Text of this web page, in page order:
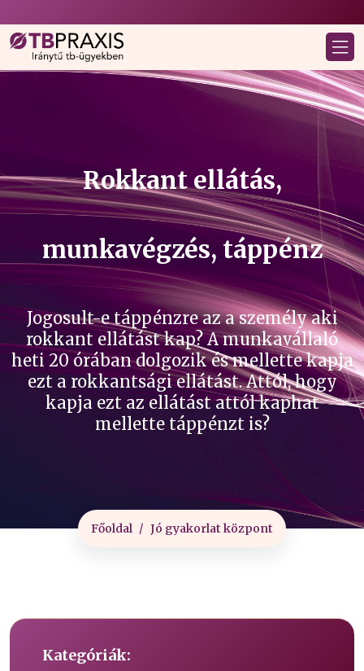
Rokkant ellátás,
munkavégzés, táppénz
Jogosult-e táppénzre az a személy aki
rokkant ellátást kap? A munkavállaló
heti 20 órában dolgozik és mellette kapja
ezt a rokkantsági ellátást. Attól, hogy
kapja ezt az ellátást attól kaphat
mellette táppénzt is?
Főoldal Jó gyakorlat központ
Kategóriák: